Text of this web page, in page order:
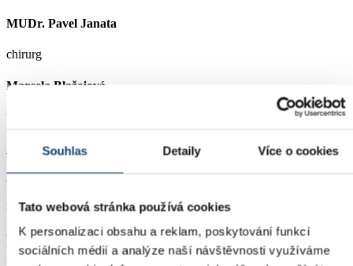
Souhlas Detaily Více o cookies
Tato webová stránka používá cookies
K personalizaci obsahu a reklam, poskytování funkcí
sociálních médií a analýze naší návštěvnosti využíváme
MUDr. Pavel Janata
chirurg
Marcela Blažejová
vrchní sestra
Jednodenní ortopedie
Jednodenní ortopedie je způsob organizace péče o operované
pacienty, kdy po operaci následuje jen krátkodobý pobyt ve
zdravotnickém zařízení (do 24 hodin), a jinak umožňuje, aby
pacienti po operačních výkonech trávili pooperační rekonvalescenci
doma místo v nemocnici. Je tím mimo jiné významně snížené riziko
tzv. nemocniční nákazy a bývá příjemnější a aktivnější
rekonvalescence vedoucí k brzkému uzdravení.